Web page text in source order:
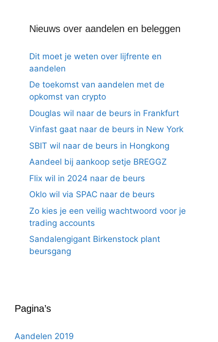
Nieuws over aandelen en beleggen
Dit moet je weten over lijfrente en
aandelen
De toekomst van aandelen met de
opkomst van crypto
Douglas wil naar de beurs in Frankfurt
Vinfast gaat naar de beurs in New York
SBIT wil naar de beurs in Hongkong
Aandeel bij aankoop setje BREGGZ
Flix wil in 2024 naar de beurs
Oklo wil via SPAC naar de beurs
Zo kies je een veilig wachtwoord voor je
trading accounts
Sandalengigant Birkenstock plant
beursgang
Pagina’s
Aandelen 2019